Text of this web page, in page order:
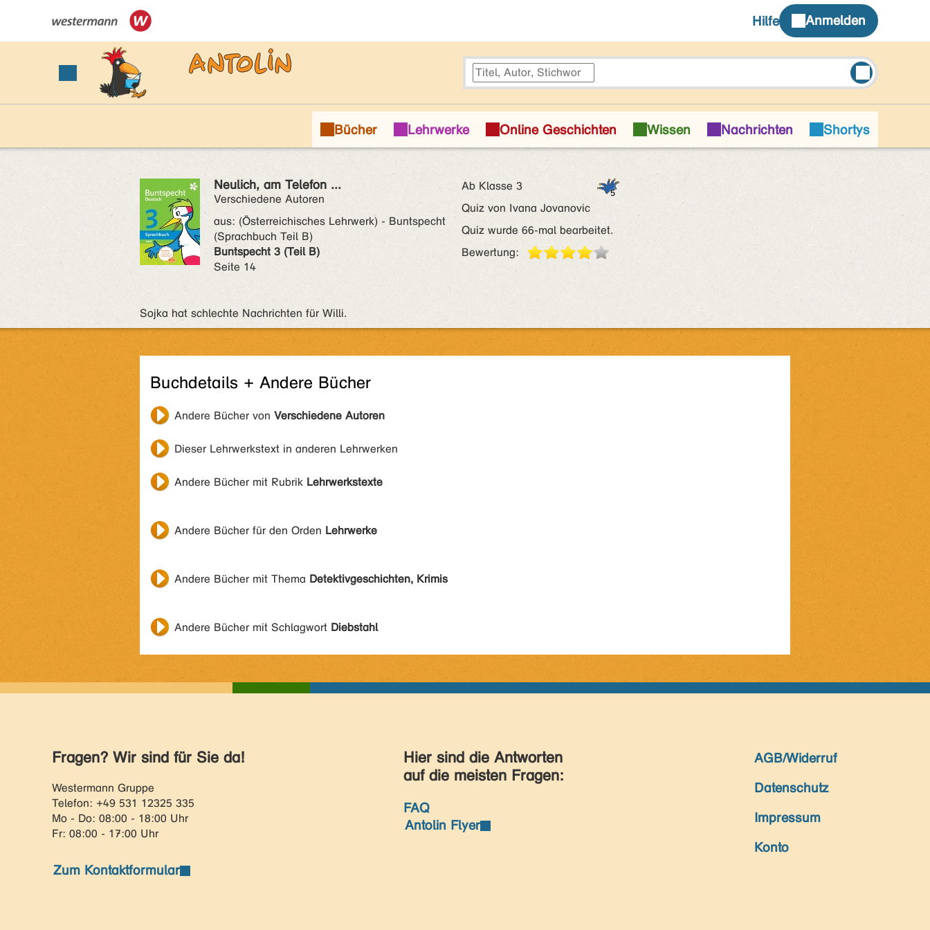
Neulich, am Telefon ...
Verschiedene Autoren
aus: (Österreichisches Lehrwerk) - Buntspecht
(Sprachbuch Teil B)
Buntspecht 3 (Teil B)
Seite 14
Ab Klasse 3
Quiz von Ivana Jovanovic
Quiz wurde 66-mal bearbeitet.
Bewertung:
Sojka hat schlechte Nachrichten für Willi.
Buchdetails + Andere Bücher
Andere Bücher von Verschiedene Autoren
Dieser Lehrwerkstext in anderen Lehrwerken
Andere Bücher mit Rubrik Lehrwerkstexte
Andere Bücher für den Orden Lehrwerke
Andere Bücher mit Thema Detektivgeschichten, Krimis
Andere Bücher mit Schlagwort Diebstahl